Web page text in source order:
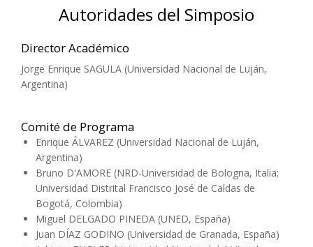
Autoridades del Simposio
Director Académico
Jorge Enrique SAGULA (Universidad Nacional de Luján,
Argentina)
Comité de Programa
Enrique ÁLVAREZ (Universidad Nacional de Luján,
Argentina)
Bruno D'AMORE (NRD-Universidad de Bologna, Italia;
Universidad Distrital Francisco José de Caldas de
Bogotá, Colombia)
Miguel DELGADO PINEDA (UNED, España)
Juan DÍAZ GODINO (Universidad de Granada, España)